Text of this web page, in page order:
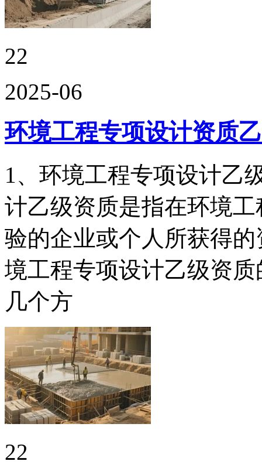
22
2025-06
环境工程专项设计资质
1、环境工程专项设计乙
计乙级资质是指在环境
验的企业或个人所获得
境工程专项设计乙级资
几个方
22